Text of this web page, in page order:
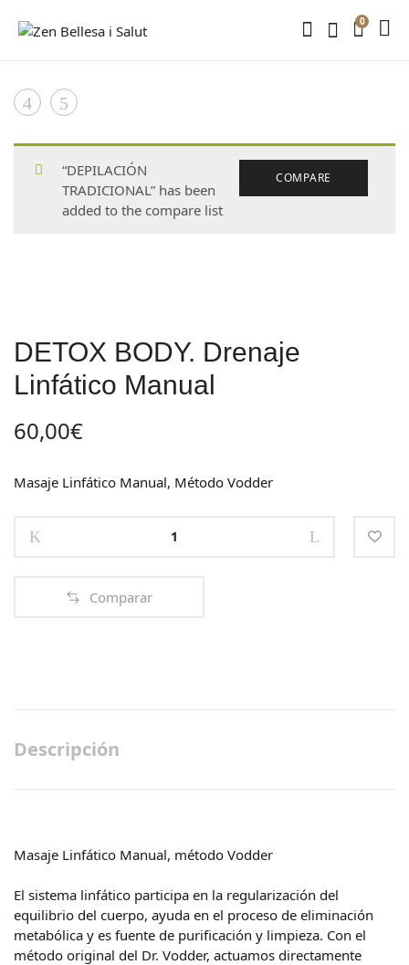
0
Product
navigation
FISIOTERAPIA
OSTEOPATIA
MANICURA
COMPARE
“DEPILACIÓN
TRADICIONAL” has been
added to the compare list
DETOX BODY. Drenaje
Linfático Manual
60,00€
Masaje Linfático Manual, Método Vodder
Linfático
Manual
Comparar
Descripción
Masaje Linfático Manual, método Vodder
El sistema linfático participa en la regularización del
equilibrio del cuerpo, ayuda en el proceso de eliminación
metabólica y es fuente de purificación y limpieza. Con el
método original del Dr. Vodder, actuamos directamente